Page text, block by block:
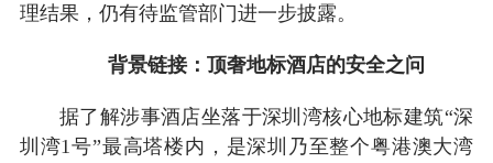
理结果，仍有待监管部门进一步披露。
背景链接：顶奢地标酒店的安全之问
据了解涉事酒店坐落于深圳湾核心地标建筑“深
圳湾1号”最高塔楼内，是深圳乃至整个粤港澳大湾